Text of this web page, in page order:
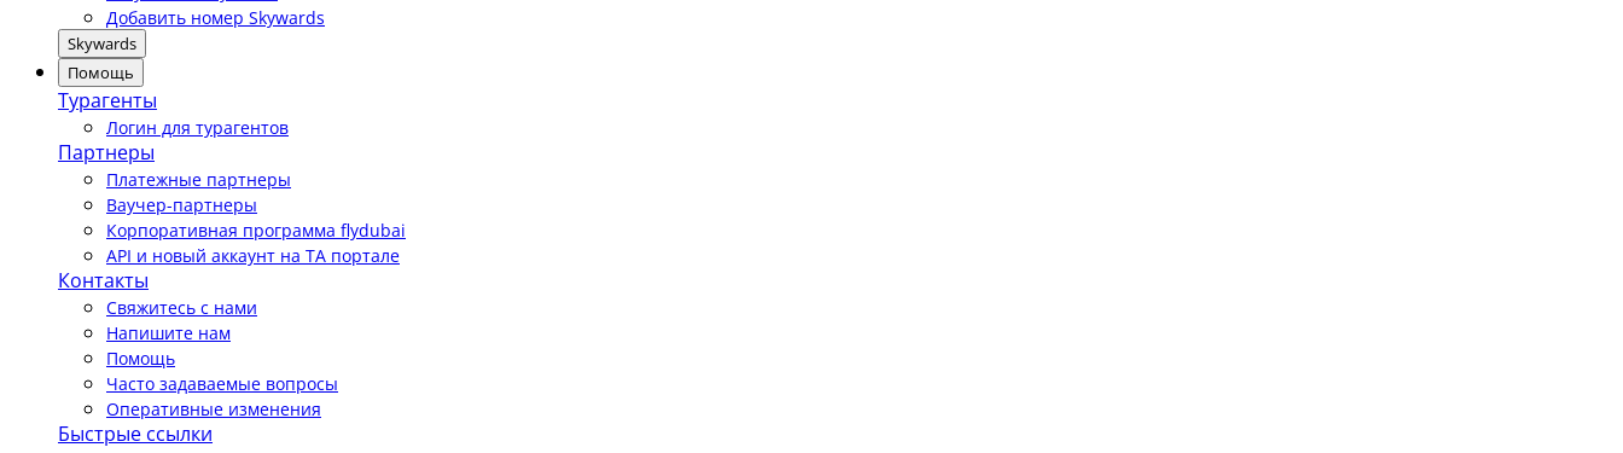
Добавить номер Skywards
Skywards
Помощь
Турагенты
Логин для турагентов
Партнеры
Платежные партнеры
Ваучер-партнеры
Корпоративная программа flydubai
API и новый аккаунт на TA портале
Контакты
Свяжитесь с нами
Напишите нам
Помощь
Часто задаваемые вопросы
Оперативные изменения
Быстрые ссылки